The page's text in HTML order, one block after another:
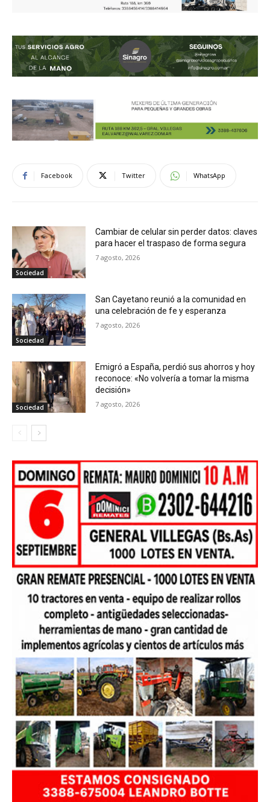
Facebook Twitter WhatsApp
Sociedad
Cambiar de celular sin perder datos: claves
para hacer el traspaso de forma segura
7 agosto, 2026
Sociedad
San Cayetano reunió a la comunidad en
una celebración de fe y esperanza
7 agosto, 2026
Sociedad
Emigró a España, perdió sus ahorros y hoy
reconoce: «No volvería a tomar la misma
decisión»
7 agosto, 2026